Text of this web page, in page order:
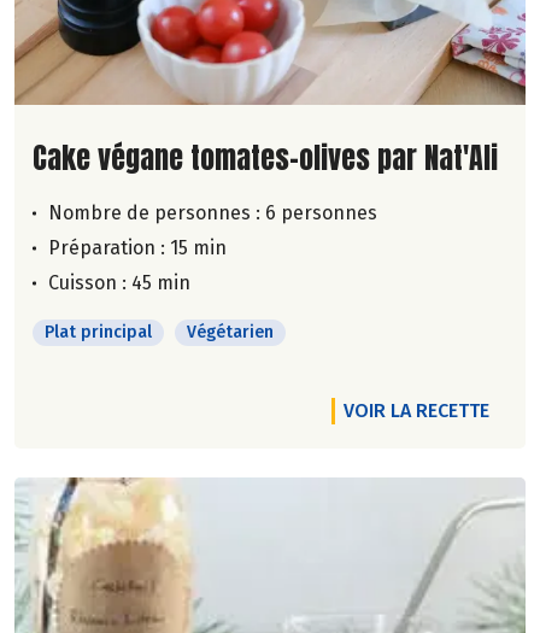
Lire la suite de la recette
Cake végane tomates-olives par Nat'Ali
Nombre de personnes : 6 personnes
Préparation : 15 min
Cuisson : 45 min
Plat principal Végétarien
VOIR LA RECETTE